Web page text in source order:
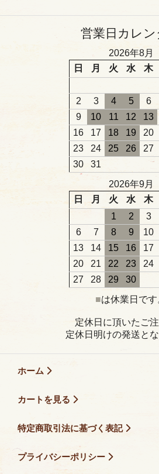
営業日カレン
2026年8月
日
月 火 水 木
2
3 4 5 6
9
10 11 12 13
16
17 18 19 20
23
24 25 26 27
30
31
2026年9月
日
月 火 水 木
1
2 3
6
7 8 9 10
13
14 15 16 17
20
21 22 23 24
27
28 29
30
■は休業日です
定休日に頂いたご注
定休日明けの発送とな
ホーム
カートを見る
特定商取引法に基づく表記
プライバシーポリシー